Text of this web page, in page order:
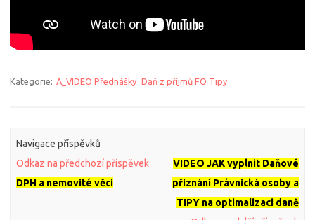
Kategorie: A_VIDEO Přednášky Daň z příjmů FO Tipy
Navigace příspěvků
Odkaz na předchozí příspěvek
DPH a nemovité věci
VIDEO JAK vyplnit Daňové
přiznání Právnická osoby a
TIPY na optimalizaci daně